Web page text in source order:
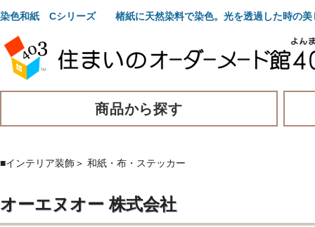
染色和紙 Cシリーズ 楮紙に天然染料で染色。光を透過した時の美
商品から探す
■インテリア装飾＞ 和紙・布・ステッカー
オーエヌオー 株式会社